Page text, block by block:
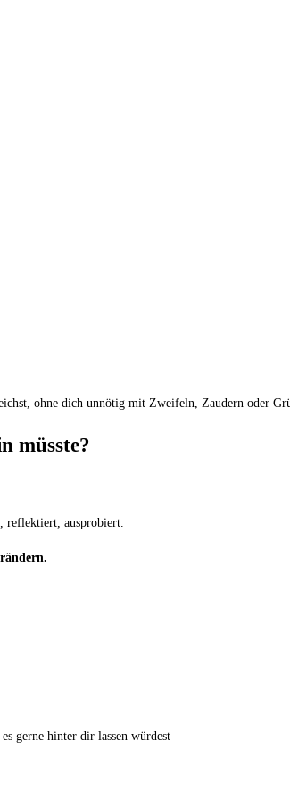
ohne dich unnötig mit Zweifeln, Zaudern oder
müsste?
reflektiert, ausprobiert.
gerne hinter dir lassen würdest